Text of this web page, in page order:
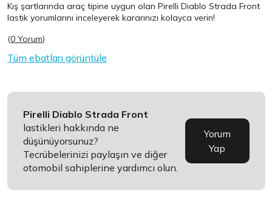
Kış şartlarında araç tipine uygun olanPirelli Diablo Strada Front
lastik yorumlarını inceleyerek kararınızı kolayca verin!
(0 Yorum)
Tüm ebatları görüntüle
Pirelli Diablo Strada Front
lastikleri hakkında ne
düşünüyorsunuz?
Tecrübelerinizi paylaşın ve diğer
otomobil sahiplerine yardımcı olun.
Yorum
Yap